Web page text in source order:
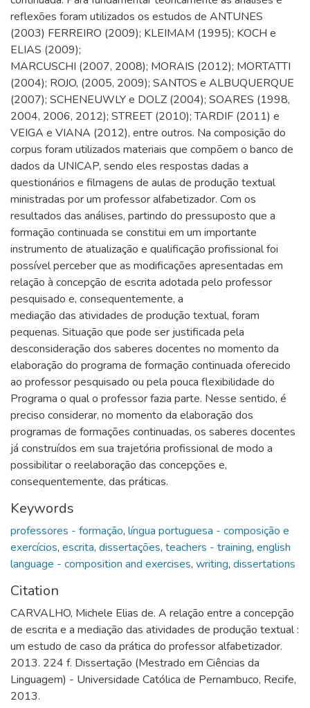
reflexões foram utilizados os estudos de ANTUNES
(2003) FERREIRO (2009); KLEIMAM (1995); KOCH e
ELIAS (2009);
MARCUSCHI (2007, 2008); MORAIS (2012); MORTATTI
(2004); ROJO, (2005, 2009); SANTOS e ALBUQUERQUE
(2007); SCHENEUWLY e DOLZ (2004); SOARES (1998,
2004, 2006, 2012); STREET (2010); TARDIF (2011) e
VEIGA e VIANA (2012), entre outros. Na composição do
corpus foram utilizados materiais que compõem o banco de
dados da UNICAP, sendo eles respostas dadas a
questionários e filmagens de aulas de produção textual
ministradas por um professor alfabetizador. Com os
resultados das análises, partindo do pressuposto que a
formação continuada se constitui em um importante
instrumento de atualização e qualificação profissional foi
possível perceber que as modificações apresentadas em
relação à concepção de escrita adotada pelo professor
pesquisado e, consequentemente, a
mediação das atividades de produção textual, foram
pequenas. Situação que pode ser justificada pela
desconsideração dos saberes docentes no momento da
elaboração do programa de formação continuada oferecido
ao professor pesquisado ou pela pouca flexibilidade do
Programa o qual o professor fazia parte. Nesse sentido, é
preciso considerar, no momento da elaboração dos
programas de formações continuadas, os saberes docentes
já construídos em sua trajetória profissional de modo a
possibilitar o reelaboração das concepções e,
consequentemente, das práticas.
Keywords
professores - formação, língua portuguesa - composição e
exercícios, escrita, dissertações, teachers - training, english
language - composition and exercises, writing, dissertations
Citation
CARVALHO, Michele Elias de. A relação entre a concepção
de escrita e a mediação das atividades de produção textual :
um estudo de caso da prática do professor alfabetizador.
2013. 224 f. Dissertação (Mestrado em Ciências da
Linguagem) - Universidade Católica de Pernambuco, Recife,
2013.